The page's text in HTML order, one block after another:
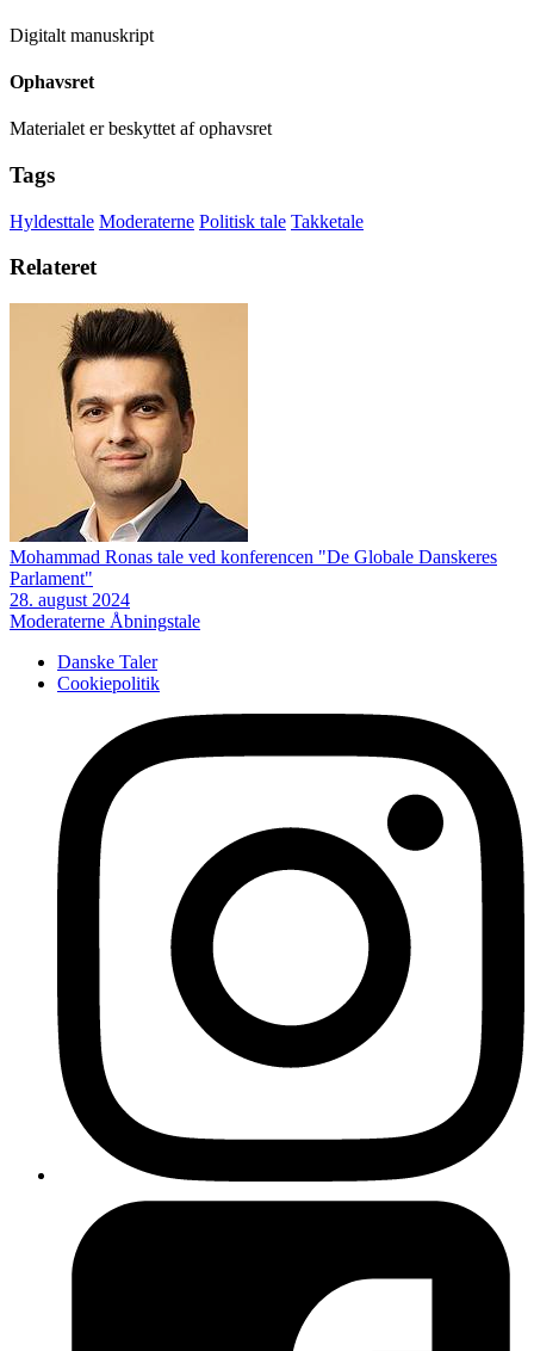
Digitalt manuskript
Ophavsret
Materialet er beskyttet af ophavsret
Tags
Hyldesttale Moderaterne Politisk tale Takketale
Relateret
Mohammad Ronas tale ved konferencen "De Globale Danskeres
Parlament"
28. august 2024
Moderaterne Åbningstale
Danske Taler
Cookiepolitik